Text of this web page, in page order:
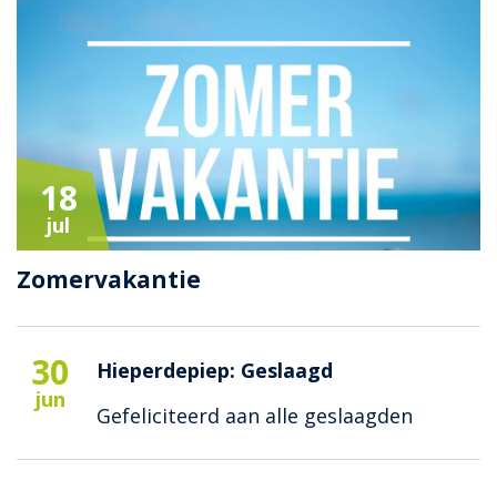
18
jul
Zomervakantie
30
jun
Hieperdepiep: Geslaagd
Gefeliciteerd aan alle geslaagden